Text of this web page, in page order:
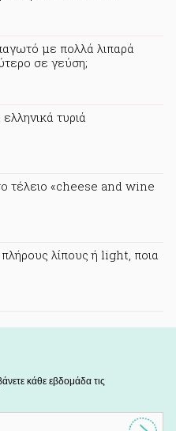
με πολλά λιπαρά
σε γεύση;
τυριά
τέλειο «cheese and wine
λίπους ή light, ποια
κάθε εβδομάδα τις